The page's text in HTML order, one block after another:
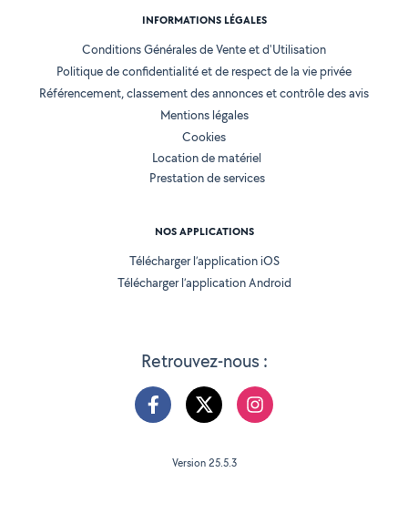
Retrouvez-nous :
INFORMATIONS LÉGALES
Conditions Générales de Vente et d'Utilisation
Politique de confidentialité et de respect de la vie privée
Référencement, classement des annonces et contrôle des avis
Mentions légales
Cookies
Location de matériel
Prestation de services
NOS APPLICATIONS
Télécharger l’application iOS
Télécharger l’application Android
Version 25.5.3